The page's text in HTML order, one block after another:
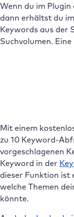
Wenn du im Plugin
dann erhältst du
Keywords aus der
Suchvolumen.
Mit einem
zu 10 Keyword-
vorgeschlagenen
Keyword in der
dieser Funktion ist
welche Themen
könnte.